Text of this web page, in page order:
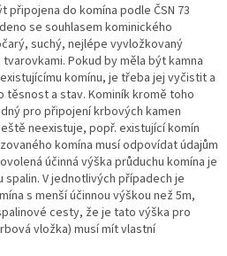
připojena do komína podle ČSN 73
se souhlasem kominického
suchý, nejlépe vyvložkovaný
Pokud by měla být kamna
komínu, je třeba jej vyčistit a
a stav. Kominík kromě toho
pro připojení krbových kamen
neexistuje, popř. existující komín
komína musí odpovídat údajům
účinná výška průduchu komína je
V jednotlivých případech je
s menší účinnou výškou než 5m,
cesty, že je tato výška pro
vložka) musí mít vlastní